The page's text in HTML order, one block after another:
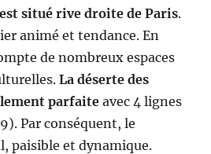
situé rive droite de Paris.
animé et tendance. En
de nombreux espaces
La déserte des
parfaite avec 4 lignes
Par conséquent, le
paisible et dynamique.